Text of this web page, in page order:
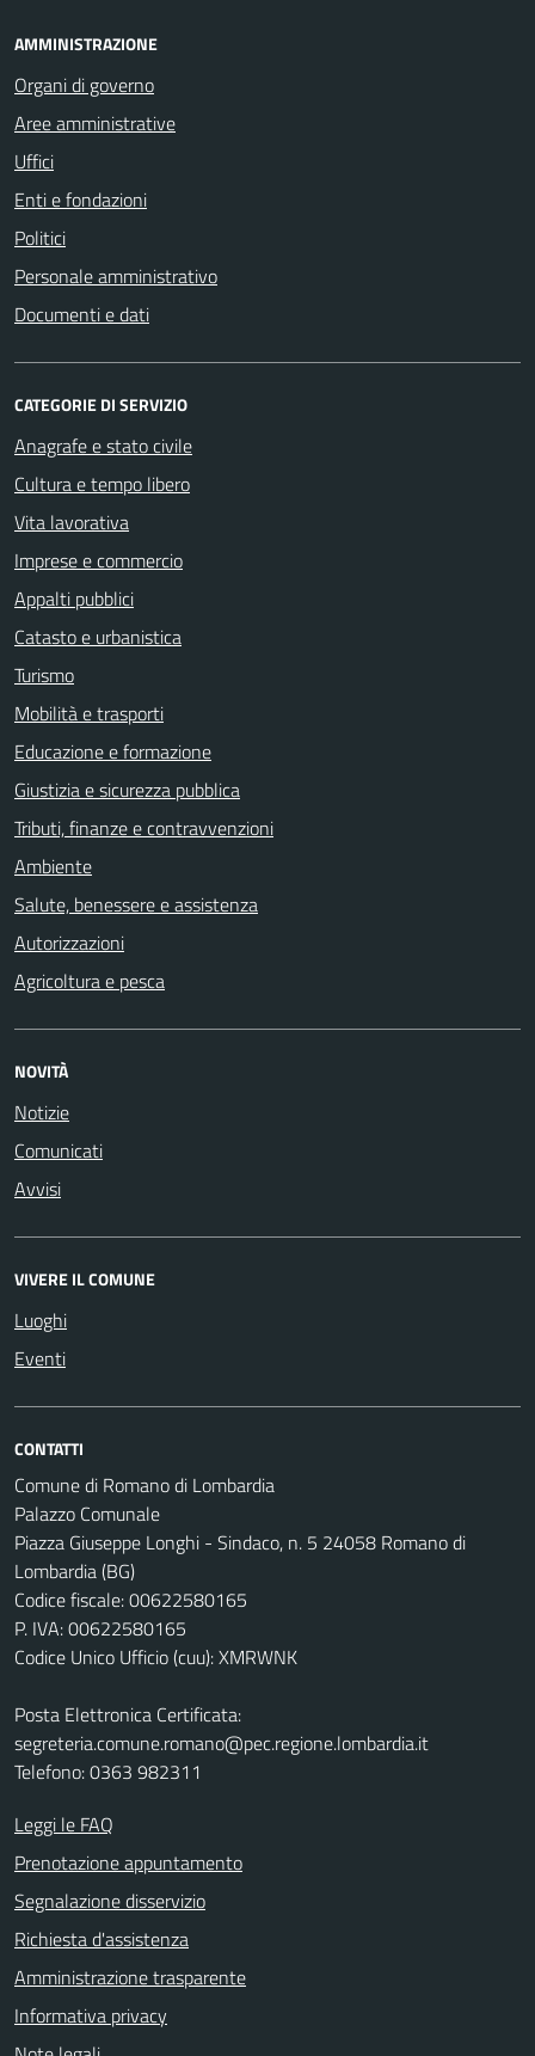
AMMINISTRAZIONE
Organi di governo
Aree amministrative
Uffici
Enti e fondazioni
Politici
Personale amministrativo
Documenti e dati
CATEGORIE DI SERVIZIO
Anagrafe e stato civile
Cultura e tempo libero
Vita lavorativa
Imprese e commercio
Appalti pubblici
Catasto e urbanistica
Turismo
Mobilità e trasporti
Educazione e formazione
Giustizia e sicurezza pubblica
Tributi, finanze e contravvenzioni
Ambiente
Salute, benessere e assistenza
Autorizzazioni
Agricoltura e pesca
NOVITÀ
Notizie
Comunicati
Avvisi
VIVERE IL COMUNE
Luoghi
Eventi
CONTATTI
Comune di Romano di Lombardia
Palazzo Comunale
Piazza Giuseppe Longhi - Sindaco, n. 5 24058 Romano di
Lombardia (BG)
Codice fiscale: 00622580165
P. IVA: 00622580165
Codice Unico Ufficio (cuu): XMRWNK
Posta Elettronica Certificata:
segreteria.comune.romano@pec.regione.lombardia.it
Telefono: 0363 982311
Leggi le FAQ
Prenotazione appuntamento
Segnalazione disservizio
Richiesta d'assistenza
Amministrazione trasparente
Informativa privacy